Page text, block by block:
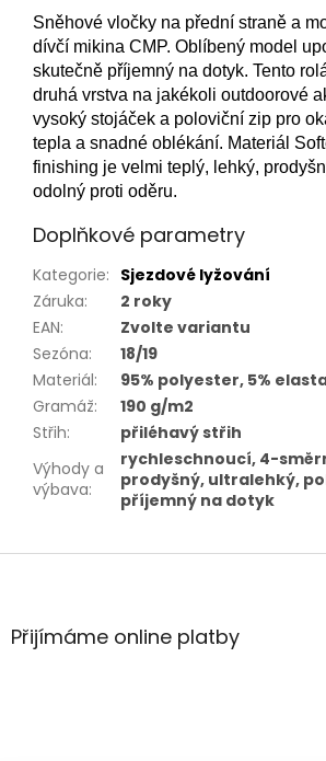
Sněhové vločky na přední straně a
dívčí mikina CMP. Oblíbený model
skutečně příjemný na dotyk. Tento
druhá vrstva na jakékoli outdoorové
vysoký stojáček a poloviční zip pro
tepla a snadné oblékání. Materiál
finishing je velmi teplý, lehký,
odolný proti oděru.
Doplňkové parametry
Kategorie: Sjezdové lyžování
Záruka:
2 roky
EAN:
Zvolte variantu
Sezóna:
18/19
Materiál:
95% polyester, 5%
Gramáž:
190 g/m2
Střih:
přiléhavý střih
Výhody a
výbava:
rychleschnoucí, 4-
prodyšný, ultralehký,
příjemný na dotyk
Z
aPřijímáme online platby